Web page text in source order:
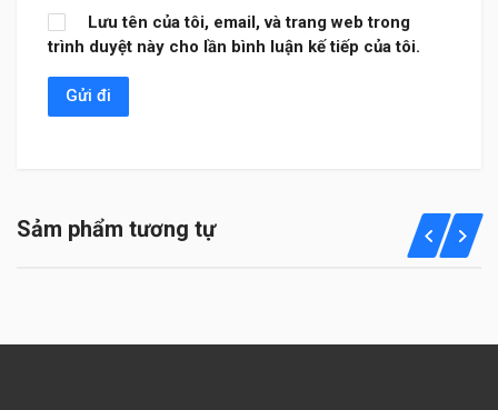
Lưu tên của tôi, email, và trang web trong
trình duyệt này cho lần bình luận kế tiếp của tôi.
Sảm phẩm tương tự